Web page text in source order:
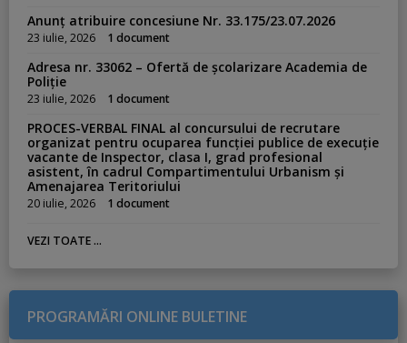
Anunț atribuire concesiune Nr. 33.175/23.07.2026
23 iulie, 2026 1 document
Adresa nr. 33062 – Ofertă de școlarizare Academia de
Poliție
23 iulie, 2026 1 document
PROCES-VERBAL FINAL al concursului de recrutare
organizat pentru ocuparea funcției publice de execuție
vacante de Inspector, clasa I, grad profesional
asistent, în cadrul Compartimentului Urbanism și
Amenajarea Teritoriului
20 iulie, 2026 1 document
VEZI TOATE ...
PROGRAMĂRI ONLINE BULETINE